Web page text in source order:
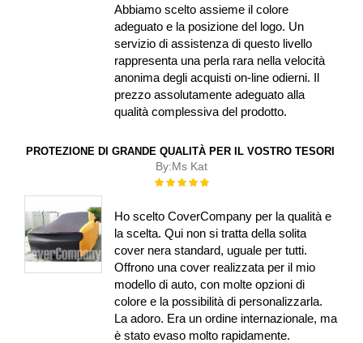
Abbiamo scelto assieme il colore
adeguato e la posizione del logo. Un
servizio di assistenza di questo livello
rappresenta una perla rara nella velocità
anonima degli acquisti on-line odierni. Il
prezzo assolutamente adeguato alla
qualità complessiva del prodotto.
PROTEZIONE DI GRANDE QUALITÀ PER IL VOSTRO TESORI
By:Ms Kat
Rating:
Ho scelto CoverCompany per la qualità e
la scelta. Qui non si tratta della solita
cover nera standard, uguale per tutti.
Offrono una cover realizzata per il mio
modello di auto, con molte opzioni di
colore e la possibilità di personalizzarla.
La adoro. Era un ordine internazionale, ma
è stato evaso molto rapidamente.